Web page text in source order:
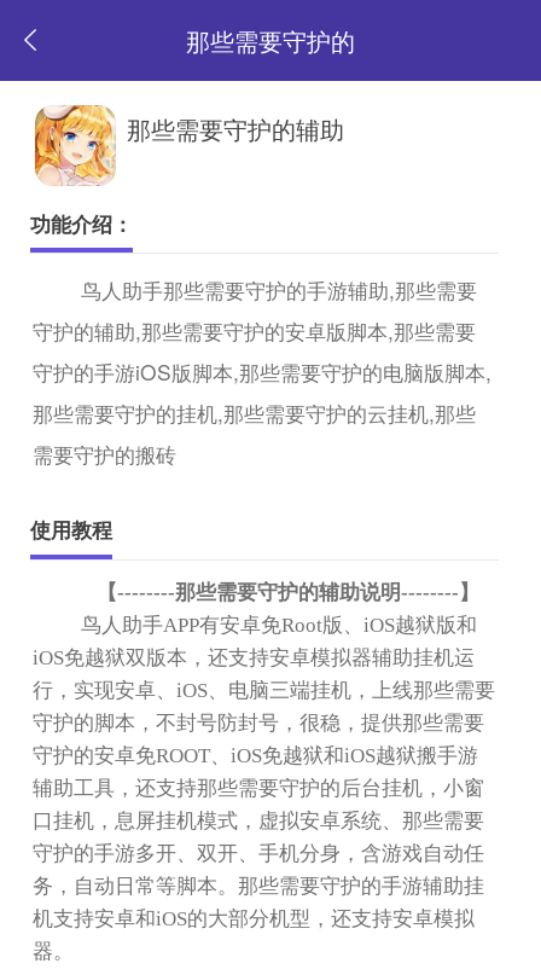
那些需要守护的
返
页
那些需要守护的辅助
功能介绍：
鸟人助手那些需要守护的手游辅助,那些需要
守护的辅助,那些需要守护的安卓版脚本,那些需要
守护的手游iOS版脚本,那些需要守护的电脑版脚本,
那些需要守护的挂机,那些需要守护的云挂机,那些
需要守护的搬砖
使用教程
【--------那些需要守护的辅助说明--------】
鸟人助手APP有安卓免Root版、iOS越狱版和
iOS免越狱双版本，还支持安卓模拟器辅助挂机运
行，实现安卓、iOS 、电脑三端挂机，上线那些需要
守护的脚本，不封号防封号，很稳，提供那些需要
守护的安卓免ROOT 、iOS免越狱和iOS越狱搬手游
辅助工具，还支持那些需要守护的后台挂机，小窗
口挂机，息屏挂机模式，虚拟安卓系统、那些需要
守护的手游多开、双开、手机分身，含游戏自动任
务，自动日常等脚本。那些需要守护的手游辅助挂
机支持安卓和iOS的大部分机型，还支持安卓模拟
器。